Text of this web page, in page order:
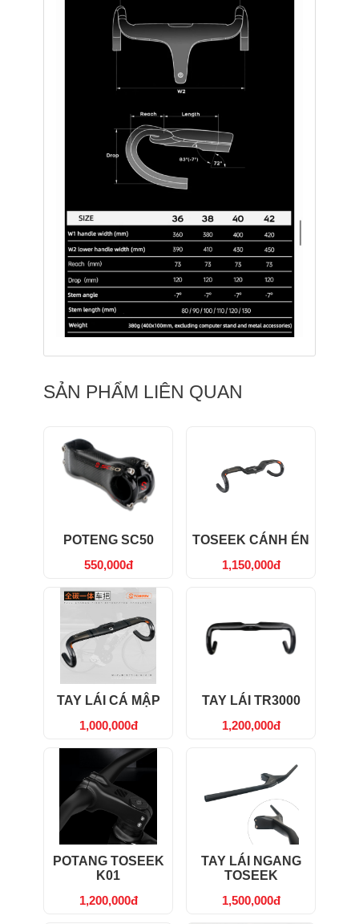
SẢN PHẨM LIÊN QUAN
POTENG SC50
550,000đ
TOSEEK CÁNH ÉN
1,150,000đ
TAY LÁI CÁ MẬP
1,000,000đ
TAY LÁI TR3000
1,200,000đ
POTANG TOSEEK
K01
1,200,000đ
TAY LÁI NGANG
TOSEEK
1,500,000đ